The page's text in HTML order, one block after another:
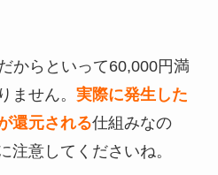
からといって60,000円満
ません。 実際に発生した
還元される仕組みなの
注意してくださいね。